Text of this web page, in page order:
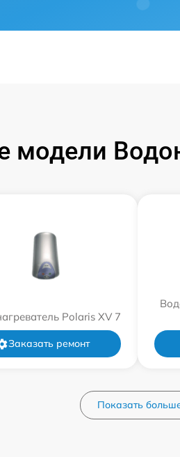
модели
Polaris XV 7
Заказать ремонт
Показать